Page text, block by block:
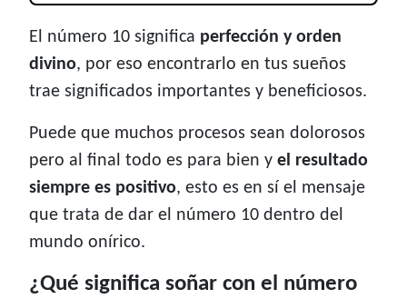
El número 10 significa perfección y orden
divino, por eso encontrarlo en tus sueños
trae significados importantes y beneficiosos.
Puede que muchos procesos sean dolorosos
pero al final todo es para bien y el resultado
siempre es positivo, esto es en sí el mensaje
que trata de dar el número 10 dentro del
mundo onírico.
¿Qué significa soñar con el número